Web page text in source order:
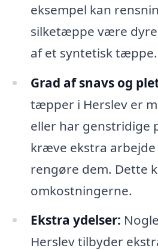
eksempel kan
silketæppe være
af et syntetisk tæppe.
Grad af snavs og
tæpper i Herslev er
eller har genstridige
kræve ekstra
rengøre dem. Dette
omkostningerne.
Ekstra ydelser:
Herslev tilbyder